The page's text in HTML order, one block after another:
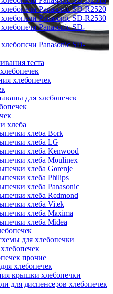
Panasonic SD-R2520
Panasonic SD-R2530
Panasonic SD-
Panasonic SD-
теста
хлебопечек
для хлебопечек
хлеба
хлеба Bork
хлеба LG
хлеба Kenwood
хлеба Moulinex
хлеба Gorenje
хлеба Philips
хлеба Panasonic
хлеба Redmond
хлеба Vitek
хлеба Maxima
хлеба Midea
для хлебопечки
прочие
хлебопечек
крышки хлебопечки
для диспенсеров хлебопечек